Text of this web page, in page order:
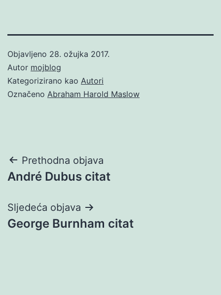
Objavljeno 28. ožujka 2017.
Autor mojblog
Kategorizirano kao Autori
Označeno Abraham Harold Maslow
Navigacija
objava
Prethodna objava
André Dubus citat
Sljedeća objava
George Burnham citat